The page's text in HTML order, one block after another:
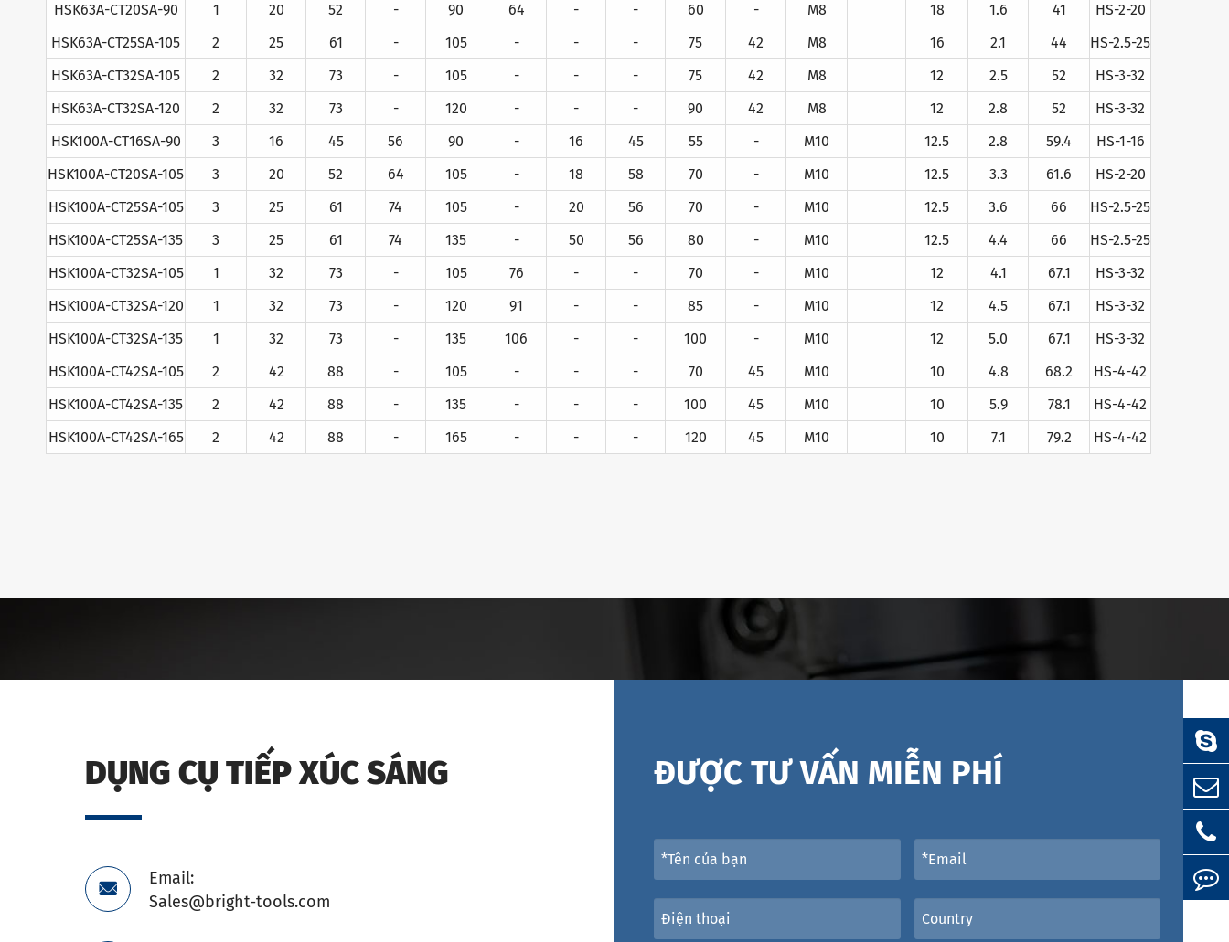
HSK63A-CT20SA-90
1 20 52 - 90 64 - - 60 - M8 18 1.6 41
HS-2-20
HSK63A-CT25SA-105
2 25 61 - 105 - - - 75 42 M8 16 2.1 44
HS-2.5-25
HSK63A-CT32SA-105
2 32 73 - 105 - - - 75 42 M8 12 2.5 52
HS-3-32
HSK63A-CT32SA-120
2 32 73 - 120 - - - 90 42 M8 12 2.8 52
HS-3-32
HSK100A-CT16SA-90
3 16 45 56 90 - 16 45 55 - M10 12.5 2.8 59.4
HS-1-16
HSK100A-CT20SA-105
3 20 52 64 105 - 18 58 70 - M10 12.5 3.3 61.6
HS-2-20
HSK100A-CT25SA-105
3 25 61 74 105 - 20 56 70 - M10 12.5 3.6 66
HS-2.5-25
HSK100A-CT25SA-135
3 25 61 74 135 - 50 56 80 - M10 12.5 4.4 66
HS-2.5-25
HSK100A-CT32SA-105
1 32 73 - 105 76 - - 70 - M10 12 4.1 67.1
HS-3-32
HSK100A-CT32SA-120
1 32 73 - 120 91 - - 85 - M10 12 4.5 67.1
HS-3-32
HSK100A-CT32SA-135
1 32 73 - 135 106 - - 100 - M10 12 5.0 67.1
HS-3-32
HSK100A-CT42SA-105
2 42 88 - 105 - - - 70 45 M10 10 4.8 68.2
HS-4-42
HSK100A-CT42SA-135
2 42 88 - 135 - - - 100 45 M10 10 5.9 78.1
HS-4-42
HSK100A-CT42SA-165
2 42 88 - 165 - - - 120 45 M10 10 7.1 79.2 HS-4-42
DỤNG CỤ TIẾP XÚC SÁNG

Email:
Sales@bright-tools.com
ĐƯỢC TƯ VẤN MIỄN PHÍ